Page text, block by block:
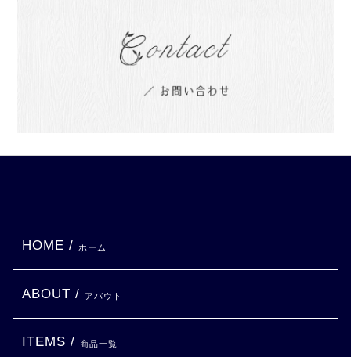
HOME / ホーム
ABOUT / アバウト
ITEMS / 商品一覧